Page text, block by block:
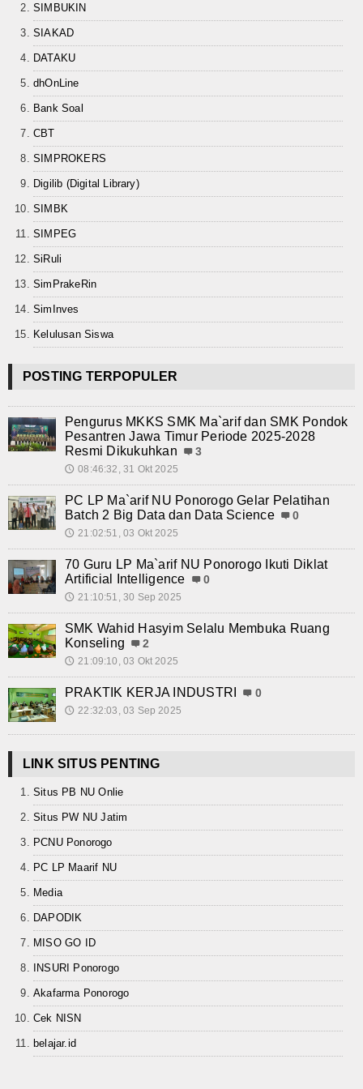
Seni dan Budaya
Cerita Fiksi
Novel
Cerita Pendek
Internasional
Olahraga
Kesehatan
Sekilas Data Sekolah
Miso Farma
Guru dan Karyawan
Kalender Pendidikan
Siswa Aktif
Alumni
Koleksi Video
Foto Kegiatan
Unduh
Agenda
Unit Produksi
SIMBUKIN
SIAKAD
DATAKU
dhOnLine
Bank Soal
CBT
SIMPROKERS
Digilib (Digital Library)
SIMBK
SIMPEG
SiRuli
SimPrakeRin
SimInves
Kelulusan Siswa
POSTING TERPOPULER
Pengurus MKKS SMK Ma`arif dan SMK Pondok
Pesantren Jawa Timur Periode 2025-2028
Resmi Dikukuhkan
3
🕔 08:46:32, 31 Okt 2025
PC LP Ma`arif NU Ponorogo Gelar Pelatihan
Batch 2 Big Data dan Data Science
0
🕔 21:02:51, 03 Okt 2025
70 Guru LP Ma`arif NU Ponorogo Ikuti Diklat
Artificial Intelligence
0
🕔 21:10:51, 30 Sep 2025
SMK Wahid Hasyim Selalu Membuka Ruang
Konseling
2
🕔 21:09:10, 03 Okt 2025
PRAKTIK KERJA INDUSTRI 0
🕔 22:32:03, 03 Sep 2025
LINK SITUS PENTING
Situs PB NU Onlie
Situs PW NU Jatim
PCNU Ponorogo
PC LP Maarif NU
Media
DAPODIK
MISO GO ID
INSURI Ponorogo
Akafarma Ponorogo
Cek NISN
belajar.id